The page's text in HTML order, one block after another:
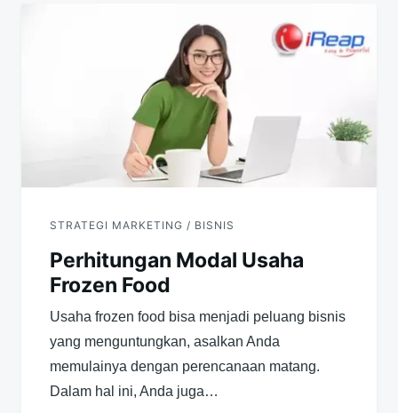
STRATEGI MARKETING / BISNIS
Perhitungan Modal Usaha
Frozen Food
Usaha frozen food bisa menjadi peluang bisnis
yang menguntungkan, asalkan Anda
memulainya dengan perencanaan matang.
Dalam hal ini, Anda juga…